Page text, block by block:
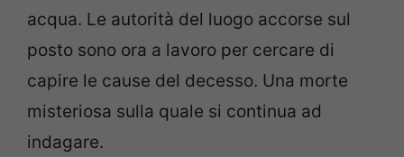
acqua. Le autorità del luogo accorse sul
posto sono ora a lavoro per cercare di
capire le cause del decesso. Una morte
misteriosa sulla quale si continua ad
indagare.